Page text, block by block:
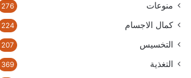
منوعات 276
كمال الاجسام 224
التخسيس 207
التغذية 369